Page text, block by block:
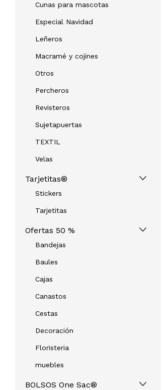
Cunas para mascotas
Especial Navidad
Leñeros
Macramé y cojines
Otros
Percheros
Revisteros
Sujetapuertas
TEXTIL
Velas
Tarjetitas®
Stickers
Tarjetitas
Ofertas 50 %
Bandejas
Baules
Cajas
Canastos
Cestas
Decoración
Floristeria
muebles
BOLSOS One Sac®